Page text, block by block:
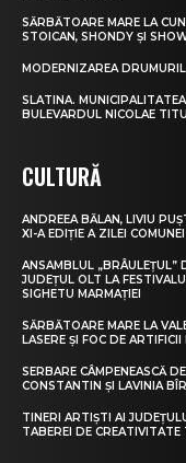
SĂRBĂTOARE MARE LA
STOICAN, SHONDY ȘI
MODERNIZAREA
SLATINA.
BULEVARDUL NICOLAE
CULTURĂ
ANDREEA BĂLAN, LIVIU
XI-A EDIȚIE A ZILEI
ANSAMBLUL „BRÂULEȚUL”
JUDEȚUL OLT LA
SIGHETU MARMAȚIEI
SĂRBĂTOARE MARE LA
LASERE ȘI FOC DE
SERBARE CÂMPENEASCĂ
CONSTANTIN ȘI LAVINIA
TINERI ARTIȘTI AI
TABEREI DE